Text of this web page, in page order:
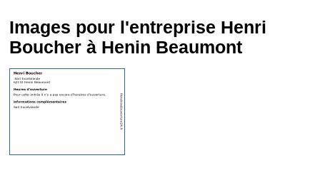
Images pour l'entreprise Henri
Boucher à Henin Beaumont